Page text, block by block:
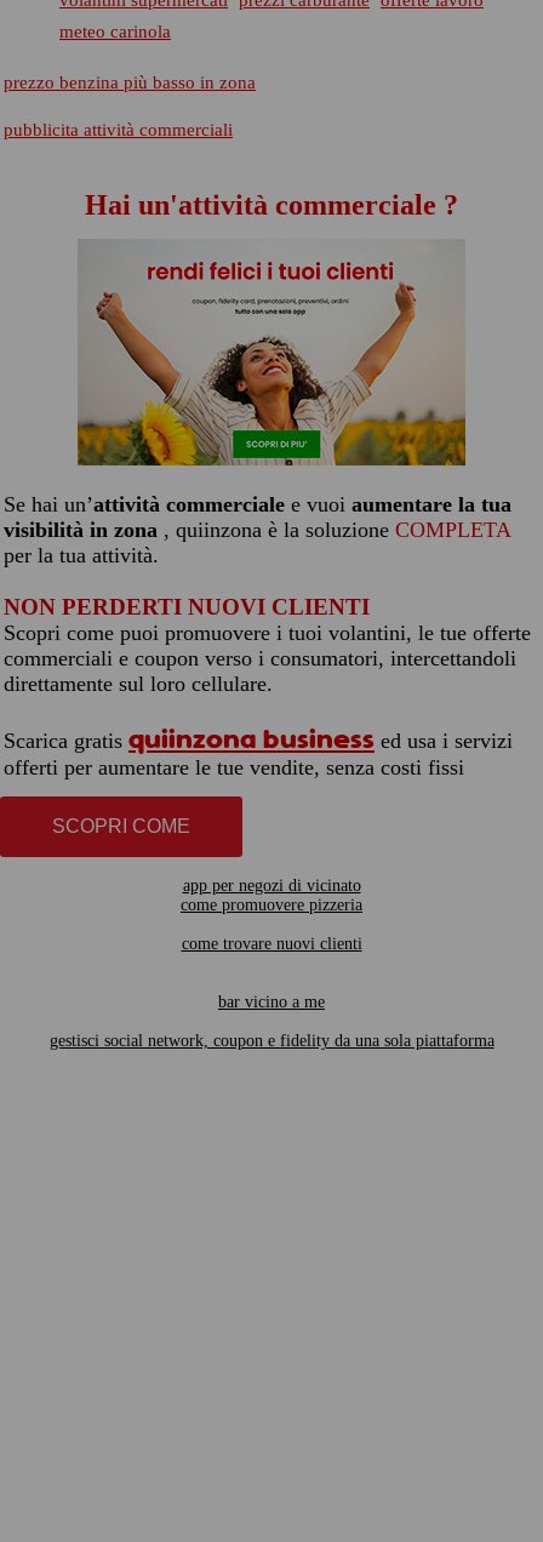
meteo carinola
prezzo benzina più basso in zona
pubblicita attività commerciali
Hai un'attività commerciale ?
Se hai un’attività commerciale e vuoi aumentare la tua
visibilità in zona , quiinzona è la soluzione COMPLETA
per la tua attività.
NON PERDERTI NUOVI CLIENTI
Scopri come puoi promuovere i tuoi volantini, le tue offerte
commerciali e coupon verso i consumatori, intercettandoli
direttamente sul loro cellulare.
Scarica gratis quiinzona business ed usa i servizi
offerti per aumentare le tue vendite, senza costi fissi
SCOPRI COME
app per negozi di vicinato
come promuovere pizzeria
come trovare nuovi clienti
bar vicino a me
gestisci social network, coupon e fidelity da una sola piattaforma